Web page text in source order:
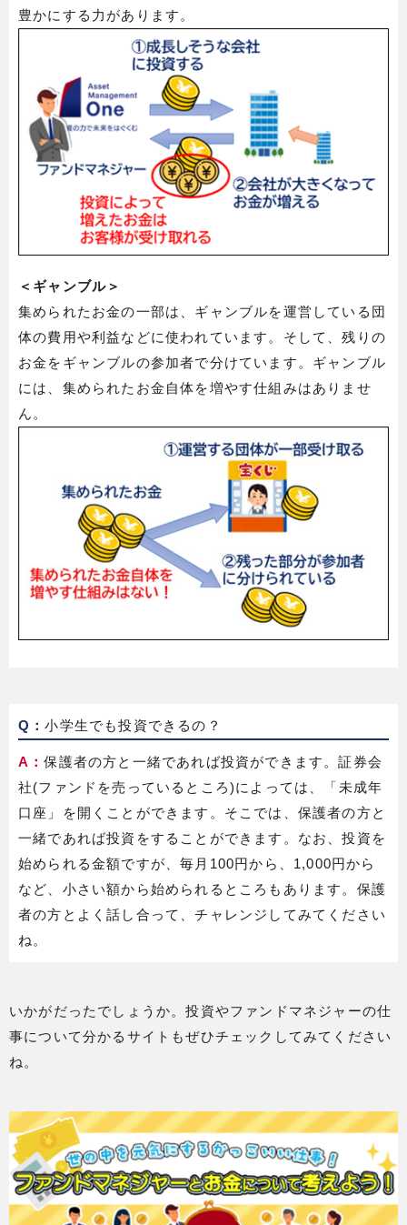
豊かにする力があります。
＜ギャンブル＞
集められたお金の一部は、ギャンブルを運営している団
体の費用や利益などに使われています。そして、残りの
お金をギャンブルの参加者で分けています。ギャンブル
には、集められたお金自体を増やす仕組みはありませ
ん。
Q：小学生でも投資できるの？
A：保護者の方と一緒であれば投資ができます。証券会
社(ファンドを売っているところ)によっては、「未成年
口座」を開くことができます。そこでは、保護者の方と
一緒であれば投資をすることができます。なお、投資を
始められる金額ですが、毎月100円から、1,000円から
など、小さい額から始められるところもあります。保護
者の方とよく話し合って、チャレンジしてみてください
ね。
いかがだったでしょうか。投資やファンドマネジャーの仕
事について分かるサイトもぜひチェックしてみてください
ね。